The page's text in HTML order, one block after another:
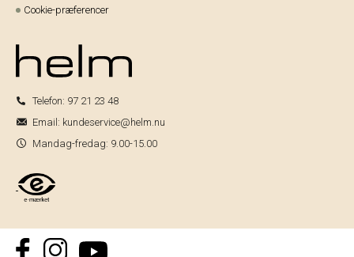
Cookie-præferencer
Telefon: 97 21 23 48
Email: kundeservice@helm.nu
Mandag-fredag: 9.00-15.00